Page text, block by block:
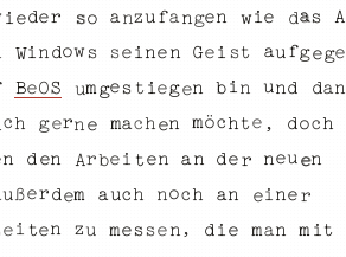
i eder so anzu fangen wie das A
Wi n dow s s e i ne n Ge i st au fgege
BeOS umge s t iegen b i n und dan
c h gern e mac h en möc h te , doc h
n d en Ar be i ten an de r neu en
ußer dem auc h noc h an ei ne r
e i ten zu mes se n , d i e man m i t